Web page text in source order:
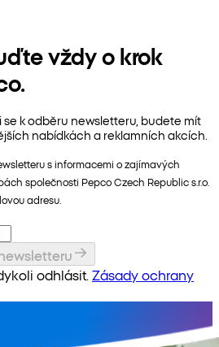
vždy o krok
se k odběru newsletteru, budete mít
nabídkách a reklamních akcích.
s informacemi o zajímavých
společnosti Pepco Czech Republic s.r.o.
adresu.
odhlásit.Zásady ochrany